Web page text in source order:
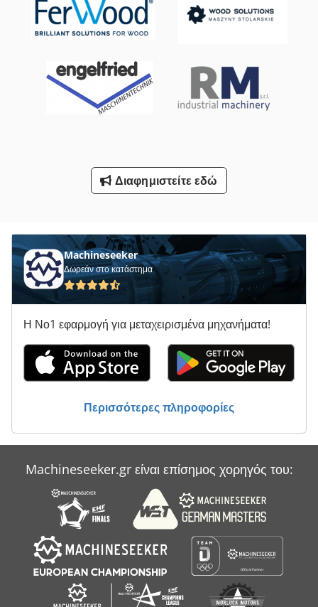
Κατασκευών Και Κατεδαφίσεων
Οδηγηση
Στενή-Διάδρομου Φορτηγό
Διαφημιστείτε εδώ
Machineseeker
Δωρεάν στο κατάστημα
Η Νο1 εφαρμογή για μεταχειρισμένα μηχανήματα!
Περισσότερες πληροφορίες
Machineseeker.gr είναι επίσημος χορηγός του: